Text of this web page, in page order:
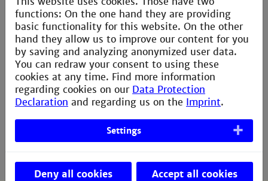
Entwicklungsumgebung Eclipse, des Java-
Servercontainers Tomcat und des Datenbanksystems
Postgres
> Umsetzung eines Semesterprojektes: Anwendung
der erlernten Techniken. Das Projekt wird im Team
durchgeführt. Es beinhaltet Konzeption,
Implementierung und Präsentation einer web-
basierten Anwendung.
functions: On the one hand they are providing
basic functionality for this website. On the other
hand they allow us to improve our content for you
by saving and analyzing anonymized user data.
You can redraw your consent to using these
cookies at any time. Find more information
regarding cookies on our Data Protection
Declaration and regarding us on the Imprint.
Settings
Deny all cookies Accept all cookies